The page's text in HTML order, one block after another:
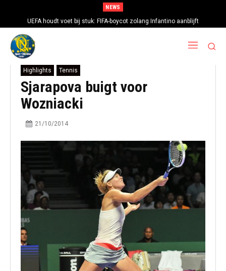
NEWS
UEFA houdt voet bij stuk: FIFA-boycot zolang Infantino aanblijft
Highlights Tennis
Sjarapova buigt voor
Wozniacki
21/10/2014